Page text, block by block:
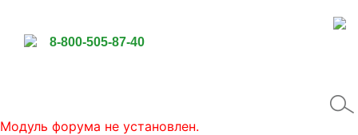
8-800-505-87-40
Модуль форума не установлен.